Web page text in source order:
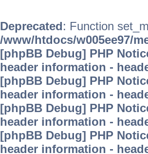
Deprecated: Function
/www/htdocs/w005ee97/
[phpBB Debug] PHP
header information -
[phpBB Debug] PHP
header information -
[phpBB Debug] PHP
header information -
[phpBB Debug] PHP
header information -